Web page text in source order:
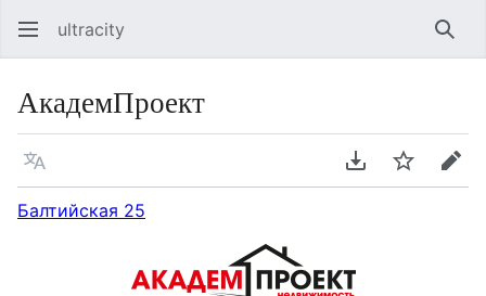
ultracity
АкадемПроект
Язык Скачать PDF
Следить
Балтийская 25